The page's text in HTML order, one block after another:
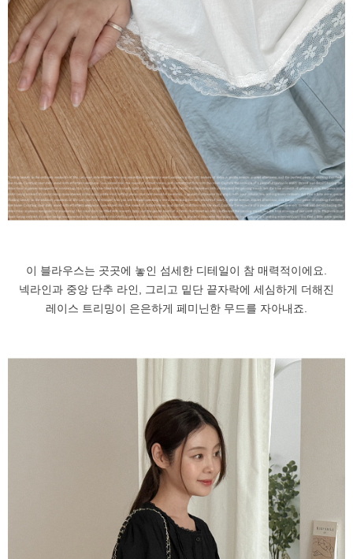
이 블라우스는 곳곳에 놓인 섬세한 디테일이 참 매력적이에요.
넥라인과 중앙 단추 라인, 그리고 밑단 끝자락에 세심하게 더해진
레이스 트리밍이 은은하게 페미닌한 무드를 자아내죠.